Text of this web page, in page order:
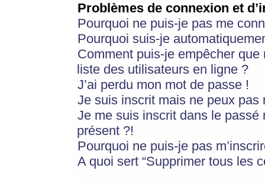
Problèmes de connexion et
Pourquoi ne puis-je pas me
Pourquoi suis-je
Comment puis-je empêcher
liste des utilisateurs en ligne ?
J’ai perdu mon mot de passe !
Je suis inscrit mais ne peux pas
Je me suis inscrit dans le
présent ?!
Pourquoi ne puis-je pas
A quoi sert “Supprimer tous les